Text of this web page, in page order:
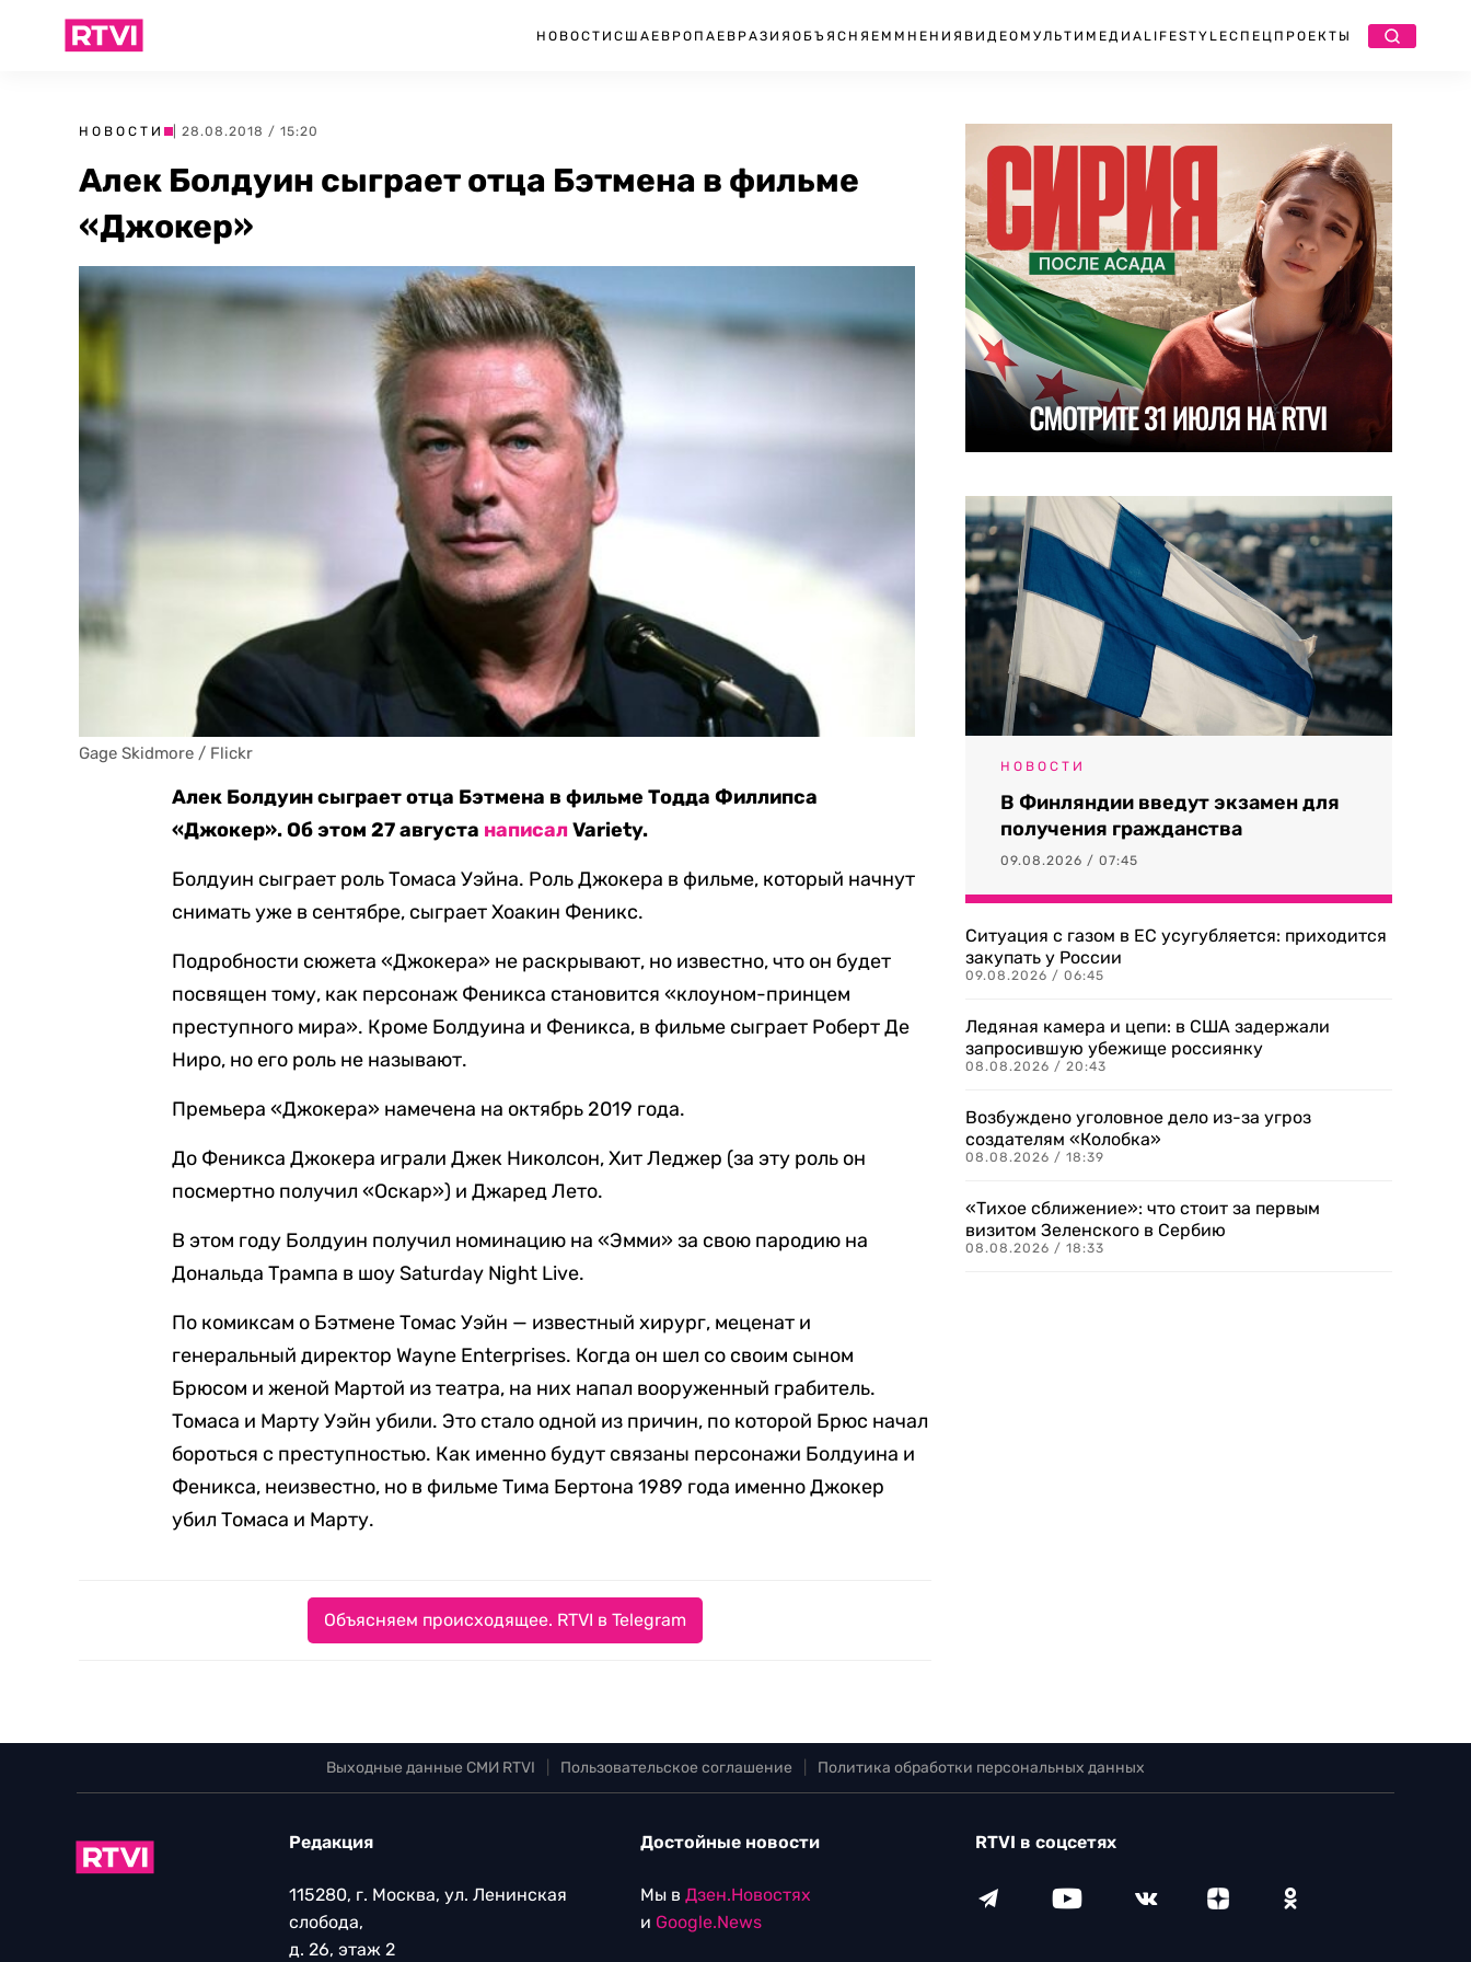
НОВОСТИ США ЕВРОПА ЕВРАЗИЯ ОБЪЯСНЯЕМ МНЕНИЯ ВИДЕО МУЛЬТИМЕДИА LIFESTYLEСПЕЦПРОЕКТЫ
НОВОСТИ | 28.08.2018 / 15:20
Алек Болдуин сыграет отца Бэтмена в фильме
«Джокер»
Gage Skidmore / Flickr
Алек Болдуин сыграет отца Бэтмена в фильме Тодда Филлипса
«Джокер». Об этом 27 августа написалVariety.
Болдуин сыграет роль Томаса Уэйна. Роль Джокера в фильме, который начнут
снимать уже в сентябре, сыграет Хоакин Феникс.
Подробности сюжета «Джокера» не раскрывают, но известно, что он будет
посвящен тому, как персонаж Феникса становится «клоуном-принцем
преступного мира». Кроме Болдуина и Феникса, в фильме сыграет Роберт Де
Ниро, но его роль не называют.
Премьера «Джокера» намечена на октябрь 2019 года.
До Феникса Джокера играли Джек Николсон, Хит Леджер (за эту роль он
посмертно получил «Оскар») и Джаред Лето.
В этом году Болдуин получил номинацию на «Эмми» за свою пародию на
Дональда Трампа в шоу Saturday Night Live.
По комиксам о Бэтмене Томас Уэйн — известный хирург, меценат и
генеральный директор Wayne Enterprises. Когда он шел со своим сыном
Брюсом и женой Мартой из театра, на них напал вооруженный грабитель.
Томаса и Марту Уэйн убили. Это стало одной из причин, по которой Брюс начал
бороться с преступностью. Как именно будут связаны персонажи Болдуина и
Феникса, неизвестно, но в фильме Тима Бертона 1989 года именно Джокер
убил Томаса и Марту.
Объясняем происходящее. RTVI в Telegram
НОВОСТИ
В Финляндии введут экзамен для
получения гражданства
09.08.2026 / 07:45
Ситуация с газом в ЕС усугубляется: приходится
закупать у России
09.08.2026 / 06:45
Ледяная камера и цепи: в США задержали
запросившую убежище россиянку
08.08.2026 / 20:43
Возбуждено уголовное дело из-за угроз
создателям «Колобка»
08.08.2026 / 18:39
«Тихое сближение»: что стоит за первым
визитом Зеленского в Сербию
08.08.2026 / 18:33
Выходные данные СМИ RTVI Пользовательское соглашение Политика обработки персональных данных
Редакция
115280, г. Москва, ул. Ленинская
слобода,
д. 26, этаж 2
Достойные новости
Мы в Дзен.Новостях
и Google.News
RTVI в соцсетях